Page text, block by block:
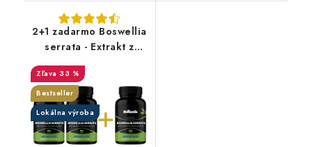
2+1 zadarmo Boswellia
serrata - Extrakt z
pryskyřice s 70%
kyseliny boswelové
(Boswellin®️ HBD
Sabinsa) v kapslích
33 %
Bestseller
Lokálna výroba